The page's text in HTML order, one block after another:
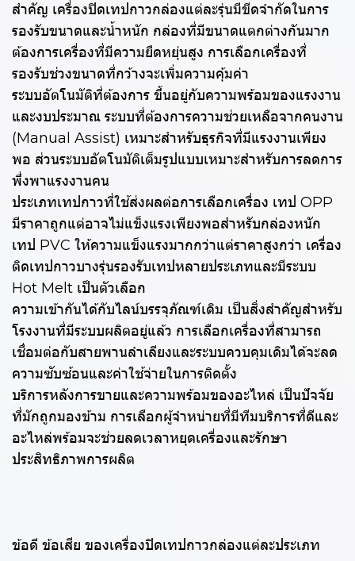
สำคัญ เครื่องปิดเทปกาวกล่องแต่ละรุ่นมีขีดจำกัดในการ
รองรับขนาดและน้ำหนัก กล่องที่มีขนาดแตกต่างกันมาก
ต้องการเครื่องที่มีความยืดหยุ่นสูง การเลือกเครื่องที่
รองรับช่วงขนาดที่กว้างจะเพิ่มความคุ้มค่า
ระบบอัตโนมัติที่ต้องการ ขึ้นอยู่กับความพร้อมของแรงงาน
และงบประมาณ ระบบที่ต้องการความช่วยเหลือจากคนงาน
(Manual Assist) เหมาะสำหรับธุรกิจที่มีแรงงานเพียง
พอ ส่วนระบบอัตโนมัติเต็มรูปแบบเหมาะสำหรับการลดการ
พึ่งพาแรงงานคน
ประเภทเทปกาวที่ใช้ส่งผลต่อการเลือกเครื่อง เทป OPP
มีราคาถูกแต่อาจไม่แข็งแรงเพียงพอสำหรับกล่องหนัก
เทป PVC ให้ความแข็งแรงมากกว่าแต่ราคาสูงกว่า เครื่อง
ติดเทปกาวบางรุ่นรองรับเทปหลายประเภทและมีระบบ
Hot Melt เป็นตัวเลือก
ความเข้ากันได้กับไลน์บรรจุภัณฑ์เดิม เป็นสิ่งสำคัญสำหรับ
โรงงานที่มีระบบผลิตอยู่แล้ว การเลือกเครื่องที่สามารถ
เชื่อมต่อกับสายพานลำเลียงและระบบควบคุมเดิมได้จะลด
ความซับซ้อนและค่าใช้จ่ายในการติดตั้ง
บริการหลังการขายและความพร้อมของอะไหล่ เป็นปัจจัย
ที่มักถูกมองข้าม การเลือกผู้จำหน่ายที่มีทีมบริการที่ดีและ
อะไหล่พร้อมจะช่วยลดเวลาหยุดเครื่องและรักษา
ประสิทธิภาพการผลิต
ข้อดี ข้อเสีย ของเครื่องปิดเทปกาวกล่องแต่ละประเภท